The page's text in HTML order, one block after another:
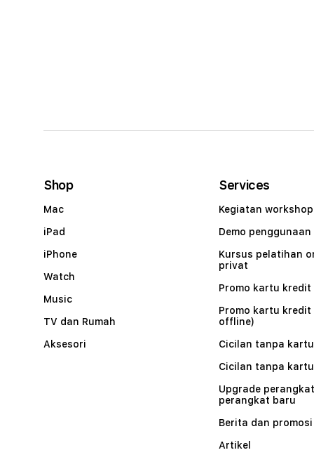
Shop
Mac
iPad
iPhone
Watch
Music
TV dan Rumah
Aksesori
Services
Kegiatan workshop
Demo penggunaan
Kursus pelatihan
privat
Promo kartu kredit
Promo kartu kredit
offline)
Cicilan tanpa
Cicilan tanpa
Upgrade
perangkat baru
Berita dan promosi
Artikel